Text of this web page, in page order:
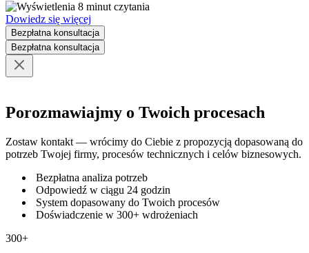
8 minut czytania
Dowiedz się więcej
Bezpłatna konsultacja
Bezpłatna konsultacja
Porozmawiajmy o Twoich procesach
Zostaw kontakt — wrócimy do Ciebie z propozycją dopasowaną do
potrzeb Twojej firmy, procesów technicznych i celów biznesowych.
Bezpłatna analiza potrzeb
Odpowiedź w ciągu 24 godzin
System dopasowany do Twoich procesów
Doświadczenie w 300+ wdrożeniach
300+